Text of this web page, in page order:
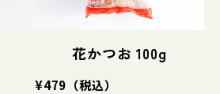
花かつお 100g
¥479 （税込）